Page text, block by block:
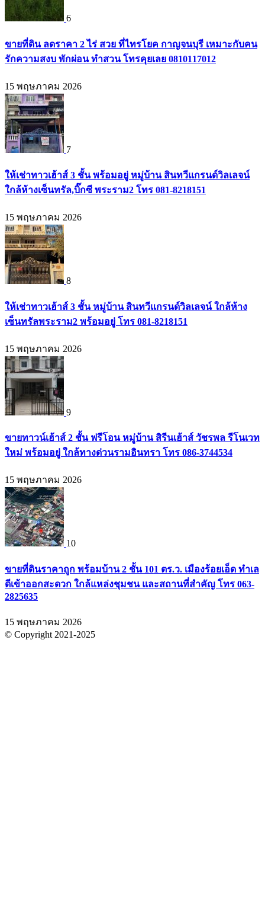
6
ขายที่ดิน ลดราคา 2 ไร่ สวย ที่ไทรโยค กาญจนบุรี เหมาะกับคน
รักความสงบ พักผ่อน ทำสวน โทรคุยเลย 0810117012
15 พฤษภาคม 2026
7
ให้เช่าทาวเฮ้าส์ 3 ชั้น พร้อมอยู่ หมู่บ้าน สินทวีแกรนด์วิลเลจน์
ใกล้ห้างเซ็นทรัล,บิ๊กซี พระราม2 โทร 081-8218151
15 พฤษภาคม 2026
8
ให้เช่าทาวเฮ้าส์ 3 ชั้น หมู่บ้าน สินทวีแกรนด์วิลเลจน์ ใกล้ห้าง
เซ็นทรัลพระราม2 พร้อมอยู่ โทร 081-8218151
15 พฤษภาคม 2026
9
ขายทาวน์เฮ้าส์ 2 ชั้น ฟรีโอน หมู่บ้าน สิรีนเฮ้าส์ วัชรพล รีโนเวท
ใหม่ พร้อมอยู่ ใกล้ทางด่วนรามอินทรา โทร 086-3744534
15 พฤษภาคม 2026
10
ขายที่ดินราคาถูก พร้อมบ้าน 2 ชั้น 101 ตร.ว. เมืองร้อยเอ็ด ทำเล
ดีเข้าออกสะดวก ใกล้แหล่งชุมชน และสถานที่สำคัญ โทร 063-
2825635
15 พฤษภาคม 2026
© Copyright 2021-2025